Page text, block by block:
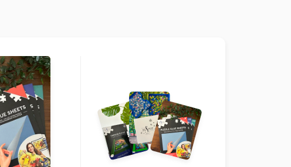
Boîte en carton